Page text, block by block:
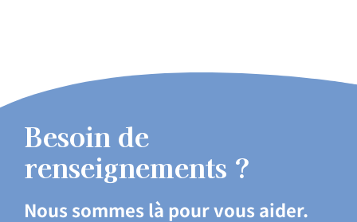
Besoin de
renseignements ?
Nous sommes là pour vous aider.